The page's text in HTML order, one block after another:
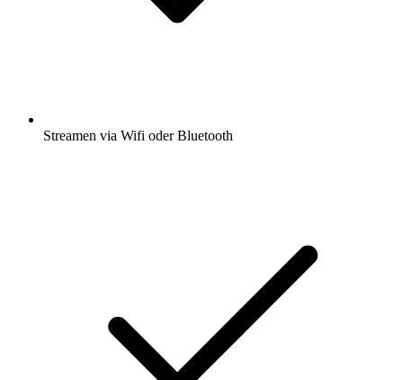
Streamen via Wifi oder Bluetooth